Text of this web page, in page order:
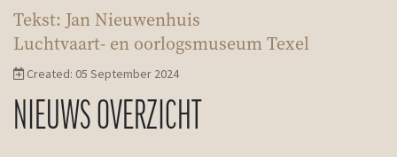
Tekst: Jan Nieuwenhuis
Luchtvaart- en oorlogsmuseum Texel
Created: 05 September 2024
NIEUWS OVERZICHT